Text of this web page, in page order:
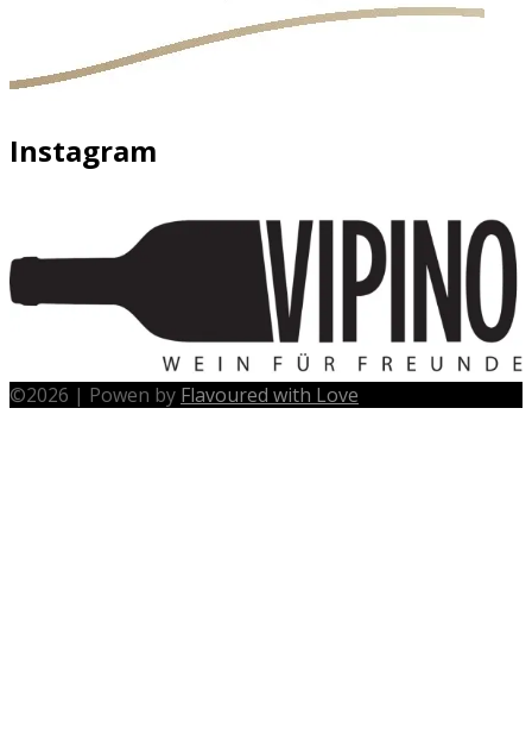
Instagram
©2026 | Powen by Flavoured with Love